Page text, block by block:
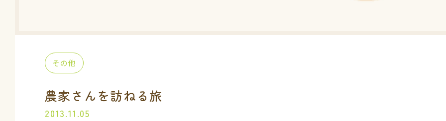
その他
農家さんを訪ねる旅
2013.11.05